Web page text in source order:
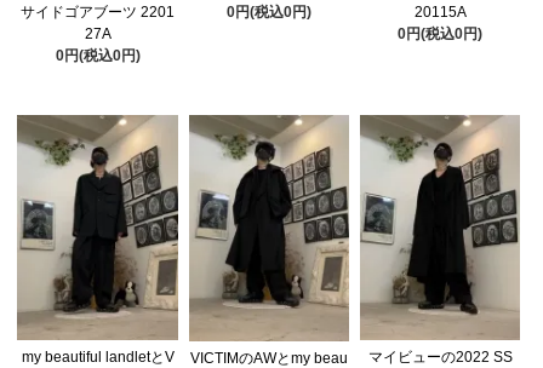
サイドゴアブーツ 2201
27A
0円(税込0円)
0円(税込0円)
20115A
0円(税込0円)
my beautiful landletとV
VICTIMのAWとmy beau
マイビューの2022 SS